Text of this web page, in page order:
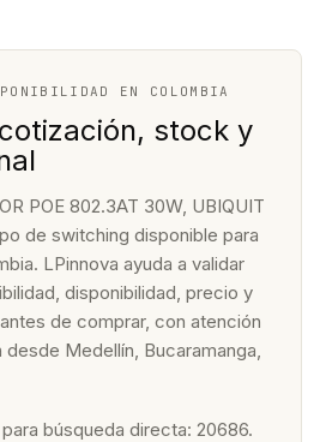
EN COLOMBIA
stock y
POE 802.3AT 30W, UBIQUIT
de switching disponible para
LPinnova ayuda a validar
disponibilidad, precio y
de comprar, con atención
Medellín, Bucaramanga,
búsqueda directa: 20686.